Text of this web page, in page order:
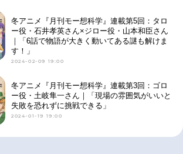
冬アニメ『月刊モー想科学』連載第5回：タロ
ー役・石井孝英さん×ジロー役・山本和臣さん
｜「6話で物語が大きく動いてある謎も解けま
す！」
2024-02-09 19:00
冬アニメ『月刊モー想科学』連載第3回：ゴロ
ー役・土岐隼一さん｜「現場の雰囲気がいいと
失敗を恐れずに挑戦できる」
2024-01-19 19:00